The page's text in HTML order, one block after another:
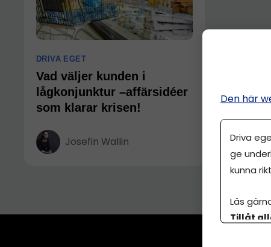
DRIVA EGET
Vad väljer kunden i
lågkonjunktur –affärsidéer
som klarar krisen!
Josefin Wallin
Den här
Driva
ge
kunna
Läs
Tillåt